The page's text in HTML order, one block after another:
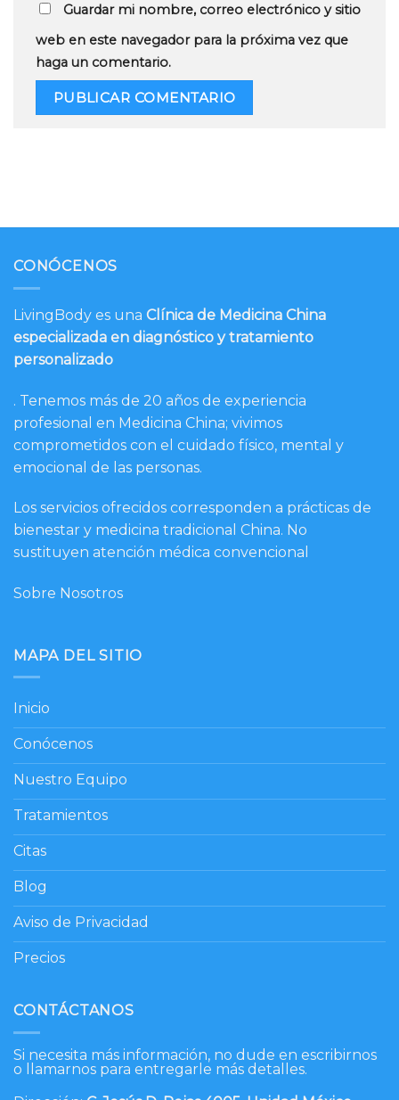
Guardar mi nombre, correo electrónico y sitio
web en este navegador para la próxima vez que
haga un comentario.
CONÓCENOS
LivingBody es una Clínica de Medicina China
especializada en diagnóstico y tratamiento
personalizado
. Tenemos más de 20 años de experiencia
profesional en Medicina China; vivimos
comprometidos con el cuidado físico, mental y
emocional de las personas.
Los servicios ofrecidos corresponden a prácticas de
bienestar y medicina tradicional China. No
sustituyen atención médica convencional
Sobre Nosotros
MAPA DEL SITIO
Inicio
Conócenos
Nuestro Equipo
Tratamientos
Citas
Blog
Aviso de Privacidad
Precios
CONTÁCTANOS
Si necesita más información, no dude en escribirnos
o llamarnos para entregarle más detalles.